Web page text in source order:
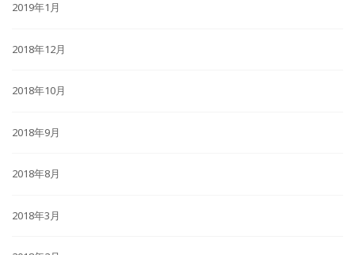
2019年1月
2018年12月
2018年10月
2018年9月
2018年8月
2018年3月